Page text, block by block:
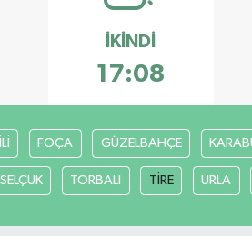
İKINDI
17:08
FOÇA GÜZELBAHÇE
SELÇUK TORBALI TİRE URLA